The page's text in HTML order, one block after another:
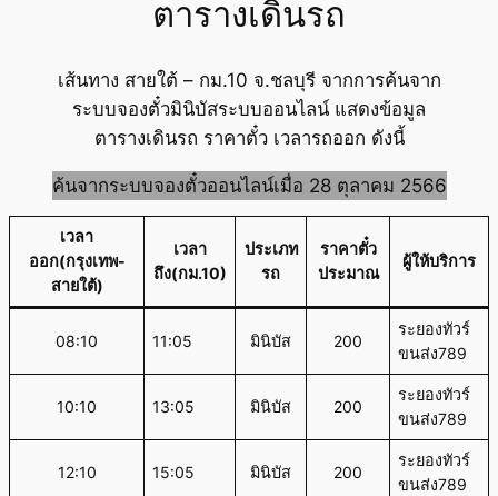
ตารางเดินรถ
เส้นทาง สายใต้ – กม.10 จ.ชลบุรี จากการค้นจาก
ระบบจองตั๋วมินิบัสระบบออนไลน์ แสดงข้อมูล
ตารางเดินรถ ราคาตั๋ว เวลารถออก ดังนี้
ค้นจากระบบจองตั๋วออนไลน์เมื่อ 28 ตุลาคม 2566
เวลา
ออก(กรุงเทพ-
สายใต้)
เวลา
ถึง(กม.10)
ประเภท
รถ
ราคาตั๋ว
ประมาณ
ผู้ให้บริการ
08:10 11:05 มินิบัส 200
ระยองทัวร์
ขนส่ง789
10:10 13:05 มินิบัส 200
ระยองทัวร์
ขนส่ง789
12:10 15:05 มินิบัส 200
ระยองทัวร์
ขนส่ง789